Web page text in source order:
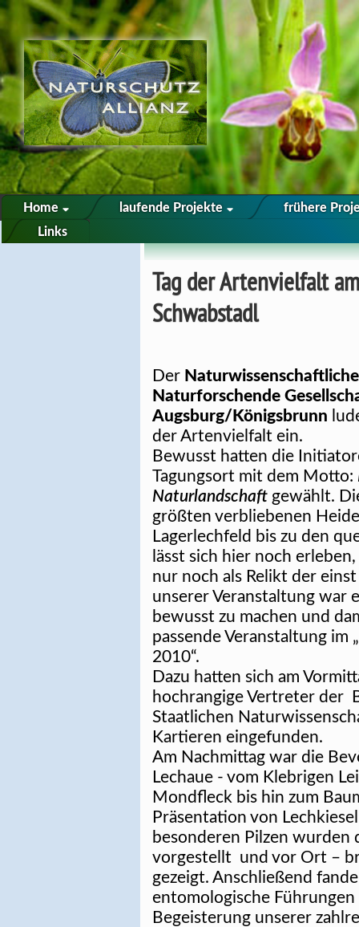
Home laufende Projekte
frühere
Links
Tag der Artenvielfalt
Schwabstadl
Der
Naturforschende
Augsburg/Königsbrunn
der Artenvielfalt ein.
Bewusst hatten die
Tagungsort mit dem Motto:
Naturlandschaft gewählt.
größten verbliebenen
Lagerlechfeld bis zu den
lässt sich hier noch
nur noch als Relikt der
unserer Veranstaltung war
bewusst zu machen und
passende Veranstaltung
2010“.
Dazu hatten sich am
hochrangige Vertreter der
Staatlichen
Kartieren eingefunden.
Am Nachmittag war die
Lechaue - vom Klebrigen
Mondfleck bis hin zum
Präsentation von
besonderen Pilzen wurden
vorgestellt und vor Ort –
gezeigt. Anschließend
entomologische
Begeisterung unserer